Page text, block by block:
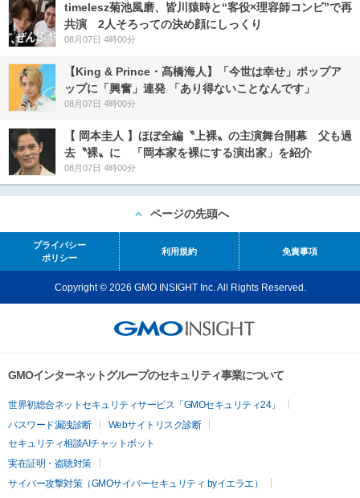
timelesz菊池風磨、皆川猿時と“客役×理容師コンビ”で再
共演 2人そろっての決め顔にしっくり
08月07日 4時00分
【King & Prince・髙橋海人】「今世は幸せ」ポップア
ップに「興奮」連発 「あり得ないことなんです」
08月07日 4時00分
【 岡本圭人 】ほぼ全編〝上裸〟の主演舞台開幕 父も過
去〝裸〟に 「岡本家を裸にする演出家」を紹介
08月07日 4時00分
ページの先頭へ
プライバシー
ポリシー
利用規約 免責事項
Copyright © 2026 GMO INSIGHT Inc. All Rights Reserved.
GMOインターネットグループのセキュリティ事業について
世界初総合ネットセキュリティサービス「GMOセキュリティ24」
パスワード漏洩診断
Webサイトリスク診断
セキュリティ相談AIチャットボット
実在証明・盗聴対策
サイバー攻撃対策（GMOサイバーセキュリティ byイエラエ）